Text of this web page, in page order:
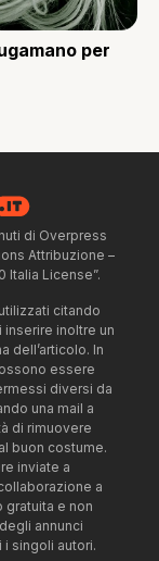
per
di Overpress
Attribuzione –
Italia License”.
citando
inoltre un
dell’articolo. In
essere
diversi da
una mail a
di rimuovere
buon costume.
inviate a
a
gratuita e non
annunci
singoli autori.